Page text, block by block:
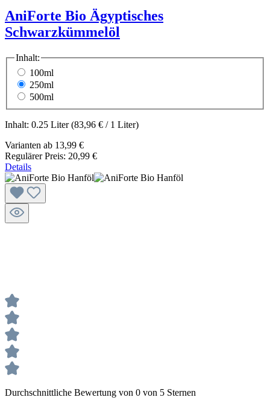
AniForte Bio Ägyptisches
Schwarzkümmelöl
Inhalt:
100ml
250ml
500ml
Inhalt: 0.25 Liter(83,96 € / 1 Liter)
Varianten ab 13,99 €
Regulärer Preis: 20,99 €
Details
Durchschnittliche Bewertung von 0 von 5 Sternen